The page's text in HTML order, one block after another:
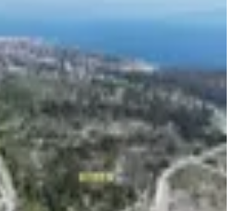
m²· 28.06.2026
5.350.000 ₺
Fikret Veldet